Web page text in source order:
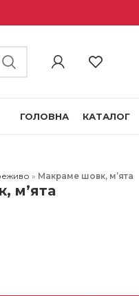
ГОЛОВНА КАТАЛОГ
» Макраме шовк, м’ята
м’ята